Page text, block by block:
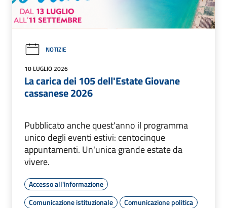
NOTIZIE
10 LUGLIO 2026
La carica dei 105 dell'Estate Giovane
cassanese 2026
Pubblicato anche quest'anno il programma
unico degli eventi estivi: centocinque
appuntamenti. Un'unica grande estate da
vivere.
Accesso all'informazione
Comunicazione istituzionale
Comunicazione politica